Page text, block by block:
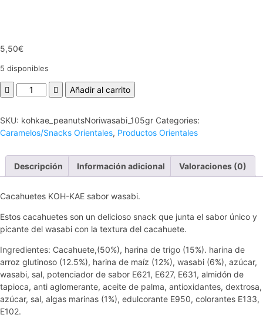
5,50€
5 disponibles
Kohkae
cacahuetes
105g
cantidad
Añadir al carrito
SKU: kohkae_peanutsNoriwasabi_105gr Categories:
Caramelos/Snacks Orientales, Productos Orientales
Descripción Información adicional Valoraciones (0)
Cacahuetes KOH-KAE sabor wasabi.
Estos cacahuetes son un delicioso snack que junta el sabor único y
picante del wasabi con la textura del cacahuete.
Ingredientes: Cacahuete,(50%), harina de trigo (15%). harina de
arroz glutinoso (12.5%), harina de maíz (12%), wasabi (6%), azúcar,
wasabi, sal, potenciador de sabor E621, E627, E631, almidón de
tapioca, anti aglomerante, aceite de palma, antioxidantes, dextrosa,
azúcar, sal, algas marinas (1%), edulcorante E950, colorantes E133,
E102.